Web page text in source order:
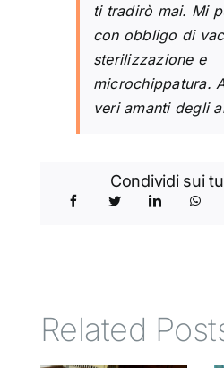
ti tradirò mai. Mi
con obbligo di
sterilizzazione e
microchippatura.
veri amanti degli
Condividi sui
Related